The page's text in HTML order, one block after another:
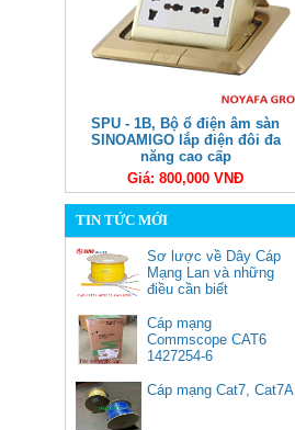
SPU - 1B, Bộ ổ điện âm sàn
SINOAMIGO lắp điện đôi đa
năng cao cấp
Giá: 800,000 VNĐ
50252, Bộ chuyển USB Type C
sang Lan 100/1000 kèm 3 cổng
USB 3.0 Ugreen cao cấp
TIN TỨC MỚI
Sơ lược về Dây Cáp
Mạng Lan và những
điều cần biết
Cáp mạng
Commscope CAT6
1427254-6
Cáp mạng Cat7, Cat7A